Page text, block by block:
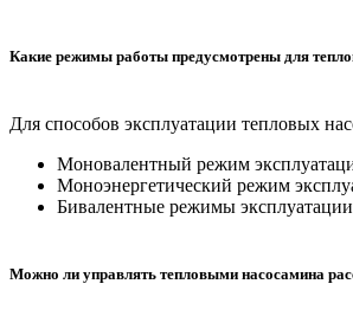
Какие режимы работы предусмотрены для
Для способов эксплуатации тепловых
Моновалентный режим
Моноэнергетический режим
Бивалентные режимы эксплуатации
Можно ли управлять тепловыми насосамина